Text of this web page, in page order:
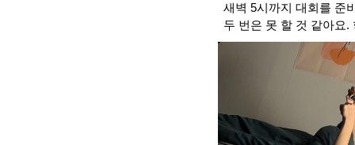
새벽 5시까지 대회를 준
두 번은 못 할 것 같아요.